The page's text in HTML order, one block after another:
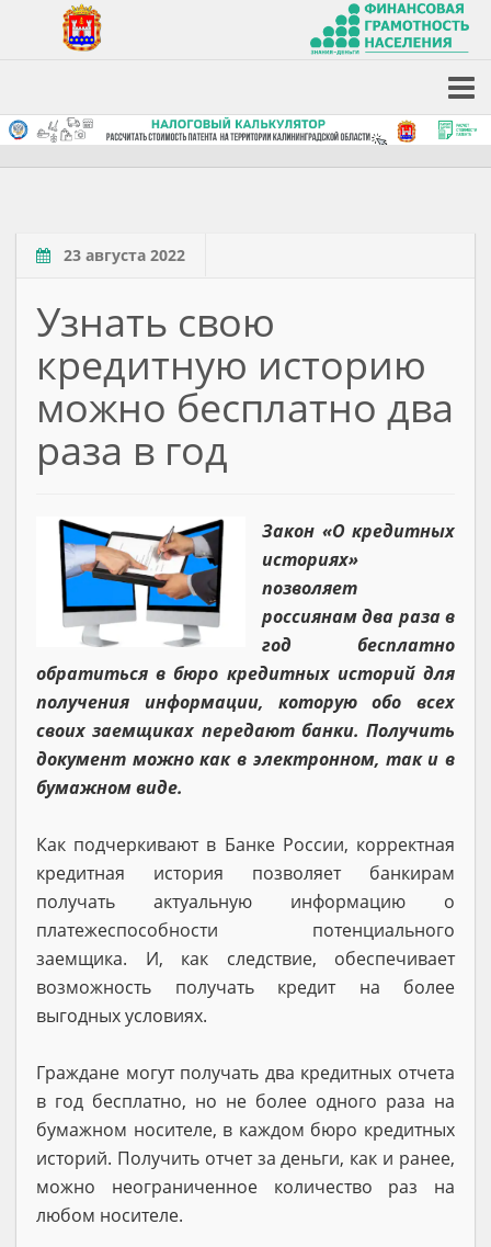
23 августа 2022
Узнать свою
кредитную историю
можно бесплатно два
раза в год
Закон «О кредитных
историях»
позволяет
россиянам два раза в
год бесплатно
обратиться в бюро кредитных историй для
получения информации, которую обо всех
своих заемщиках передают банки. Получить
документ можно как в электронном, так и в
бумажном виде.
Как подчеркивают в Банке России, корректная
кредитная история позволяет банкирам
получать актуальную информацию о
платежеспособности потенциального
заемщика. И, как следствие, обеспечивает
возможность получать кредит на более
выгодных условиях.
Граждане могут получать два кредитных отчета
в год бесплатно, но не более одного раза на
бумажном носителе, в каждом бюро кредитных
историй. Получить отчет за деньги, как и ранее,
можно неограниченное количество раз на
любом носителе.